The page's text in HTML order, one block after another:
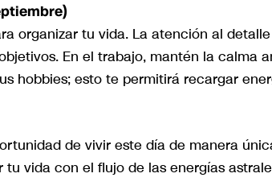
organizar tu vida. La atención al
En el trabajo, mantén la calma
hobbies; esto te permitirá recargar
de vivir este día de manera
vida con el flujo de las energías